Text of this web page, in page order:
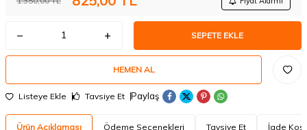
SEPETE EKLE
HEMEN AL
Listeye Ekle Tavsiye Et Paylaş
Ürün Açıklaması Ödeme Seçenekleri Tavsiye Et İade